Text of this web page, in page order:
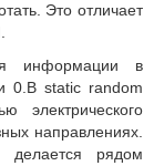
Это отличает
информации в
0.В static random
электрического
направлениях.
рядом